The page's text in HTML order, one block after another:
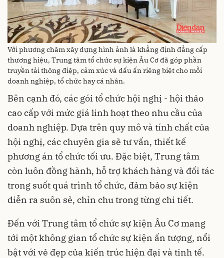
Với phương châm xây dựng hình ảnh là khẳng định đẳng cấp
thương hiệu, Trung tâm tổ chức sự kiện Âu Cơ đã góp phần
truyền tải thông điệp, cảm xúc và dấu ấn riêng biệt cho mỗi
doanh nghiệp, tổ chức hay cá nhân.
Bên cạnh đó, các gói tổ chức hội nghị - hội thảo
cao cấp với mức giá linh hoạt theo nhu cầu của
doanh nghiệp. Dựa trên quy mô và tính chất của
hội nghị, các chuyên gia sẽ tư vấn, thiết kế
phương án tổ chức tối ưu. Đặc biệt, Trung tâm
còn luôn đồng hành, hỗ trợ khách hàng và đối tác
trong suốt quá trình tổ chức, đảm bảo sự kiện
diễn ra suôn sẻ, chỉn chu trong từng chi tiết.
Đến với Trung tâm tổ chức sự kiện Âu Cơ mang
tới một không gian tổ chức sự kiện ấn tượng, nổi
bật với vẻ đẹp của kiến trúc hiện đại và tinh tế.